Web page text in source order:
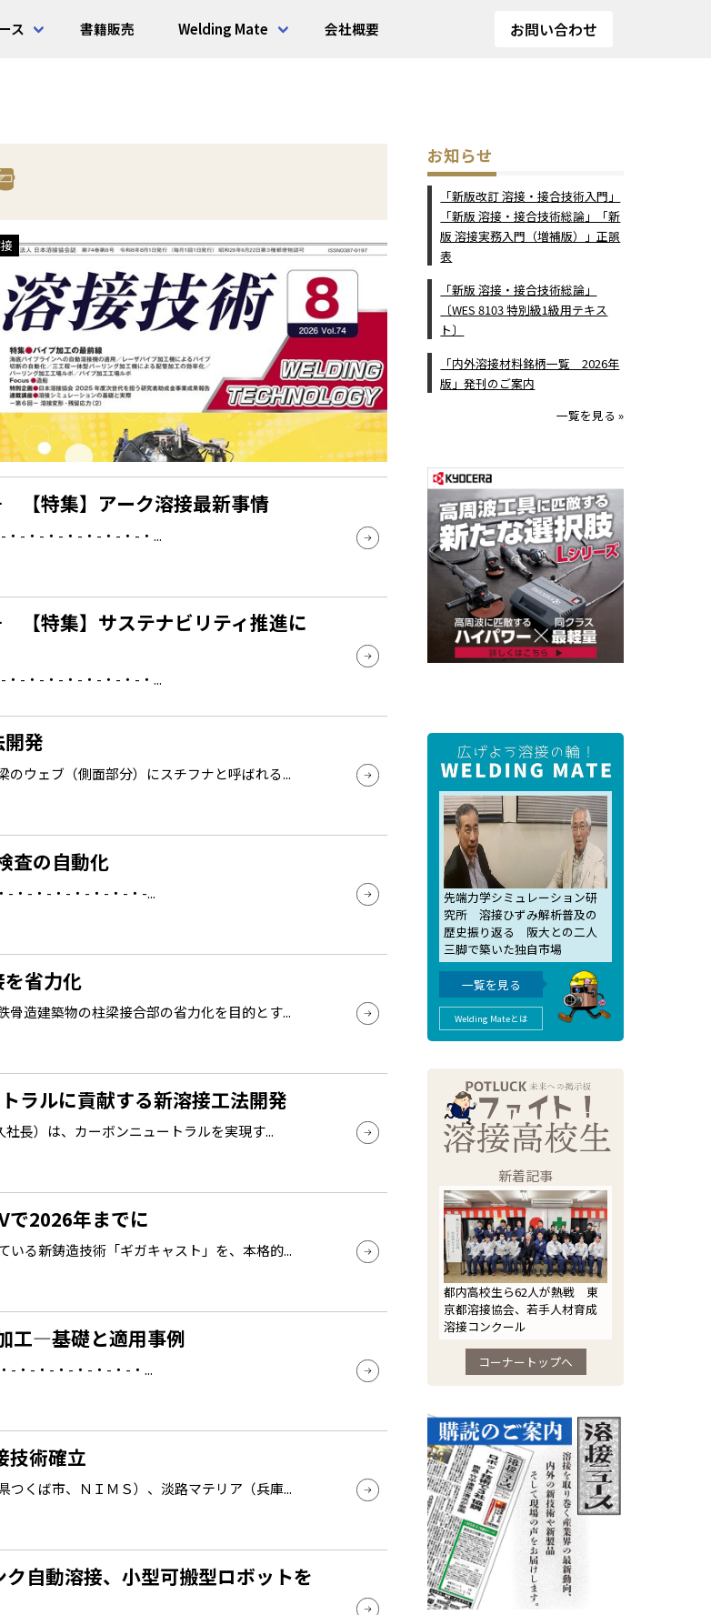
ス 書籍販売 Welding Mate 会社概要 お問い合わせ
【特集】アーク溶接最新事情
・-・-・-・-・-・-・-・...
【特集】サステナビリティ推進に
・-・-・-・-・-・-・-・...
発
ウェブ（側面部分）にスチフナと呼ばれる...
査の自動化
-・-・-・-・-・-・-・-...
省力化
造建築物の柱梁接合部の省力化を目的とす...
ラルに貢献する新溶接工法開発
長）は、カーボンニュートラルを実現す...
で2026年までに
る新鋳造技術「ギガキャスト」を、本格的...
工―基礎と適用事例
-・-・-・-・-・-・-・...
技術確立
くば市、ＮＩＭＳ）、淡路マテリア（兵庫...
自動溶接、小型可搬型ロボットを
お知らせ
「新版改訂 溶接・接合技術入門」
「新版 溶接・接合技術総論」「新
版 溶接実務入門（増補版）」正誤
表
「新版 溶接・接合技術総論」
〔WES 8103 特別級1級用テキス
ト〕
「内外溶接材料銘柄一覧 2026年
版」発刊のご案内
一覧を見る »
先端力学シミュレーション研
究所 溶接ひずみ解析普及の
歴史振り返る 阪大との二人
三脚で築いた独自市場
一覧を見る
Welding Mateとは
新着記事
都内高校生ら62人が熱戦 東
京都溶接協会、若手人材育成
溶接コンクール
コーナートップへ